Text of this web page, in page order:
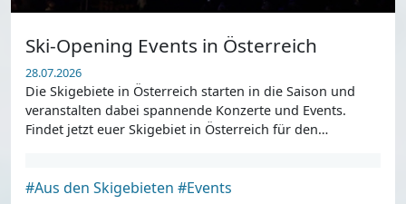
Ski-Opening Events in Österreich
28.07.2026
Die Skigebiete in Österreich starten in die Saison und
veranstalten dabei spannende Konzerte und Events.
Findet jetzt euer Skigebiet in Österreich für den
#Aus den Skigebieten #Events